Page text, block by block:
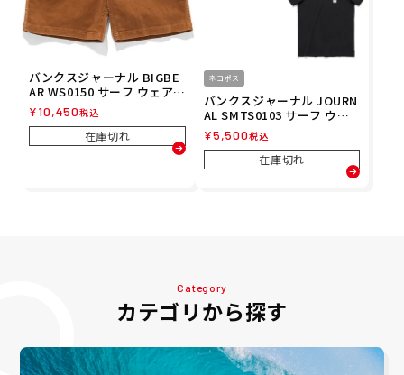
バンクスジャーナル BIGBE
AR WS0150 サーフ ウェア
メンズ
¥10,450税込
在庫切れ
ネコポス
バンクスジャーナル JOURN
AL SMTS0103 サーフ ウェ
ア メンズ
¥5,500税込
在庫切れ
Category
カテゴリから探す